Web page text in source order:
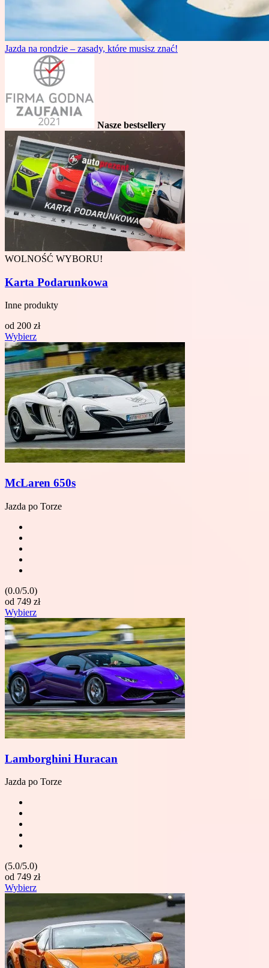
Jazda na rondzie – zasady, które musisz znać!
Nasze bestsellery
WOLNOŚĆ WYBORU!
Karta Podarunkowa
Inne produkty
od 200 zł
Wybierz
McLaren 650s
Jazda po Torze
(0.0/5.0)
od 749 zł
Wybierz
Lamborghini Huracan
Jazda po Torze
(5.0/5.0)
od 749 zł
Wybierz